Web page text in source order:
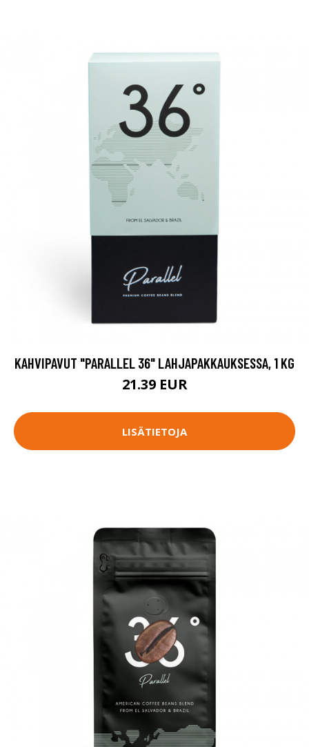
KAHVIPAVUT "PARALLEL 36" LAHJAPAKKAUKSESSA, 1 KG
21.39 EUR
LISÄTIETOJA